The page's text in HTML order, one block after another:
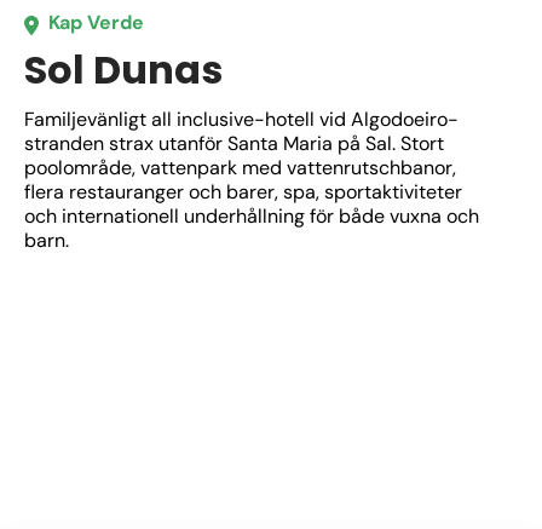
Kap Verde
Sol Dunas
Familjevänligt all inclusive-hotell vid Algodoeiro-
stranden strax utanför Santa Maria på Sal. Stort
poolområde, vattenpark med vattenrutschbanor,
flera restauranger och barer, spa, sportaktiviteter
och internationell underhållning för både vuxna och
barn.